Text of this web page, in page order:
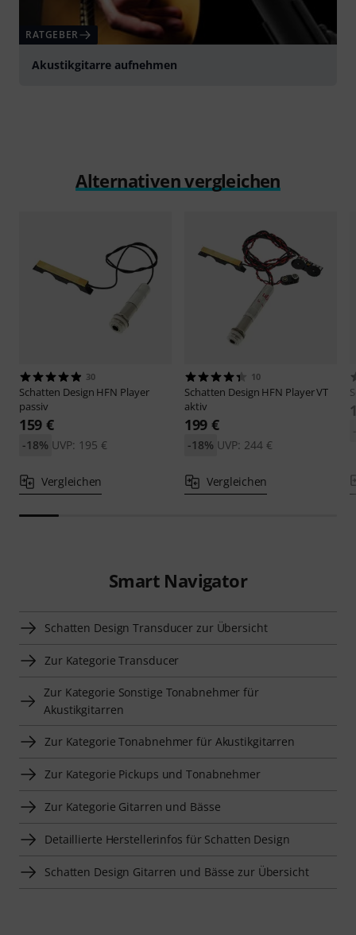
RATGEBER
Akustikgitarre aufnehmen
Alternativen vergleichen
30
Schatten Design HFN Player
passiv
159 €
UVP: 195 €
-18%
Vergleichen
10
Schatten Design HFN Player VT
aktiv
199 €
UVP: 244 €
-18%
Vergleichen
Smart Navigator
Schatten Design Transducer zur Übersicht
Zur Kategorie Transducer
Zur Kategorie Sonstige Tonabnehmer für
Akustikgitarren
Zur Kategorie Tonabnehmer für Akustikgitarren
Zur Kategorie Pickups und Tonabnehmer
Zur Kategorie Gitarren und Bässe
Detaillierte Herstellerinfos für Schatten Design
Schatten Design Gitarren und Bässe zur Übersicht